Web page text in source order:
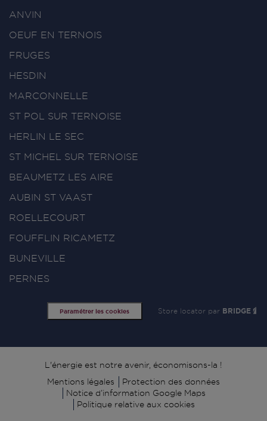
ANVIN
OEUF EN TERNOIS
FRUGES
HESDIN
MARCONNELLE
ST POL SUR TERNOISE
HERLIN LE SEC
ST MICHEL SUR TERNOISE
BEAUMETZ LES AIRE
AUBIN ST VAAST
ROELLECOURT
FOUFFLIN RICAMETZ
BUNEVILLE
PERNES
Paramétrer les cookies Store locator par BRIDGE
Signature
L'énergie est notre avenir, économisons-la !
Mentions légales
Protection des données
Notice d’information Google Maps
Politique relative aux cookies